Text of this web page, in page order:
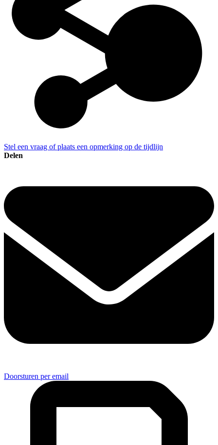
Stel een vraag of plaats een opmerking op de tijdlijn
Delen
Doorsturen per email